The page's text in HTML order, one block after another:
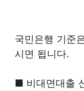
국민은행 기준
시면 됩니다.
■ 비대면대출